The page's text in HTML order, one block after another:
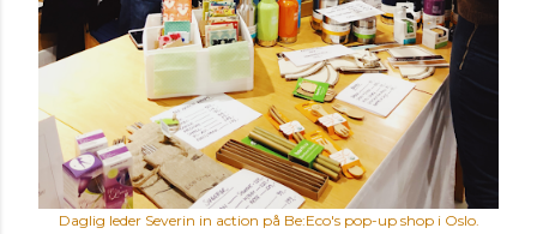
Daglig leder Severin in action på Be:Eco's pop-up shop i Oslo.